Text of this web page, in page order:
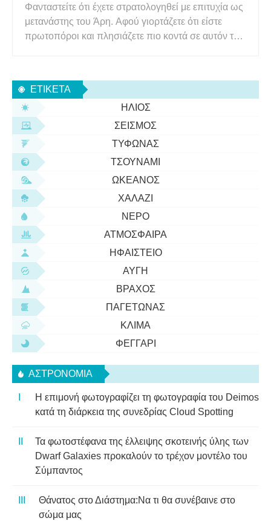
Φανταστείτε ότι έχετε στρατολογηθεί με επιτυχία ως
μετανάστης του Άρη. Αφού γιορτάζετε ότι είστε
πρωτοπόροι και πλησιάζετε πιο κοντά σε αυτόν τον
Κινδύνων (HDA) στο πλοίο! Δηλαδή, πρέπει να
περάσετε από μια ελεύθε
ΕΤΙΚΈΤΑ
ΉΛΙΟΣ
ΣΕΙΣΜΌΣ
ΤΥΦΏΝΑΣ
ΤΣΟΥΝΆΜΙ
ΩΚΕΑΝΌΣ
ΧΑΛΆΖΙ
ΝΕΡΌ
ΑΤΜΌΣΦΑΙΡΑ
ΗΦΑΊΣΤΕΙΟ
ΑΥΓΉ
ΒΡΆΧΟΣ
ΠΑΓΕΤΏΝΑΣ
ΚΛΊΜΑ
ΦΕΓΓΆΡΙ
ΑΣΤΡΟΝΟΜΊΑ
Η επιμονή φωτογραφίζει τη φωτογραφία του Deimos
κατά τη διάρκεια της συνεδρίας Cloud Spotting
Τα φωτοστέφανα της έλλειψης σκοτεινής ύλης των
Dwarf Galaxies προκαλούν το τρέχον μοντέλο του
Σύμπαντος
Θάνατος στο Διάστημα:Να τι θα συνέβαινε στο
σώμα μας